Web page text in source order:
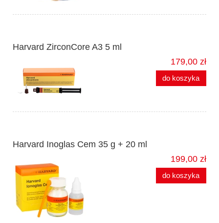
Harvard ZirconCore A3 5 ml
179,00 zł
do koszyka
Harvard Inoglas Cem 35 g + 20 ml
199,00 zł
do koszyka